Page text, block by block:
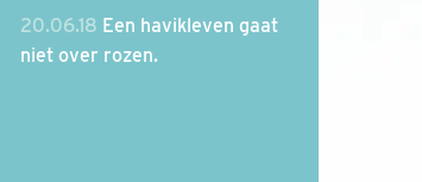
20.06.18 Een havikleven gaat
niet over rozen.